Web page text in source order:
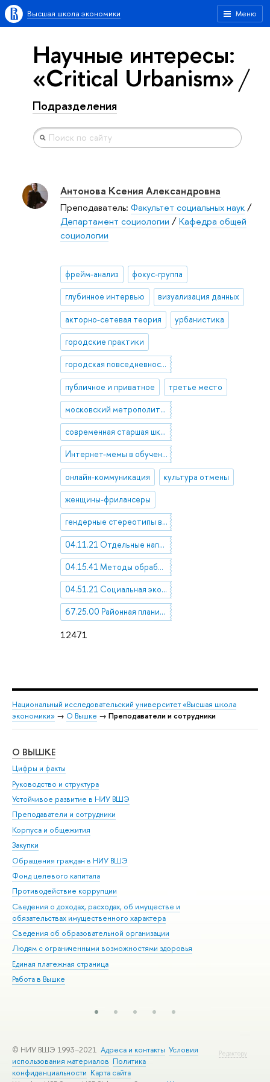
Меню
Высшая школа экономики
Научные интересы:
«Critical Urbanism»
Подразделения
12471
Антонова Ксения Александровна
Преподаватель: Факультет социальных наук/
Департамент социологии /Кафедра общей
социологии
фрейм-анализ фокус-группа
глубинное интервью визуализация данных
акторно-сетевая теория урбанистика
городские практики
городская повседневность
публичное и приватное третье место
московский метрополитен
современная старшая школа (10-11 классы)
Интернет-мемы в обучении
онлайн-коммуникация культура отмены
женщины-фрилансеры
гендерные стереотипы в сфере занятости
04.11.21 Отдельные направления и школы современной социологии
04.15.41 Методы обработки и анализа социологической информации
04.51.21 Социальная экология
67.25.00 Районная планировка. Градостроительство
Национальный исследовательский университет «Высшая школа
экономики» → О Вышке → Преподаватели и сотрудники
О ВЫШКЕ
Цифры и факты
Руководство и структура
Устойчивое развитие в НИУ ВШЭ
Преподаватели и сотрудники
Корпуса и общежития
Закупки
Обращения граждан в НИУ ВШЭ
Фонд целевого капитала
Противодействие коррупции
Сведения о доходах, расходах, об имуществе и
обязательствах имущественного характера
Сведения об образовательной организации
Людям с ограниченными возможностями здоровья
Единая платежная страница
Работа в Вышке
Редактору
© НИУ ВШЭ 1993–2021 Адреса и контакты Условия
использования материалов Политика
конфиденциальности Карта сайта